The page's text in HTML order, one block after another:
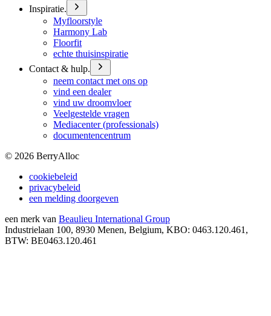
Inspiratie.
Myfloorstyle
Harmony Lab
Floorfit
echte thuisinspiratie
Contact & hulp.
neem contact met ons op
vind een dealer
vind uw droomvloer
Veelgestelde vragen
Mediacenter (professionals)
documentencentrum
© 2026 BerryAlloc
cookiebeleid
privacybeleid
een melding doorgeven
een merk van Beaulieu International Group
Industrielaan 100, 8930 Menen, Belgium, KBO: 0463.120.461,
BTW: BE0463.120.461